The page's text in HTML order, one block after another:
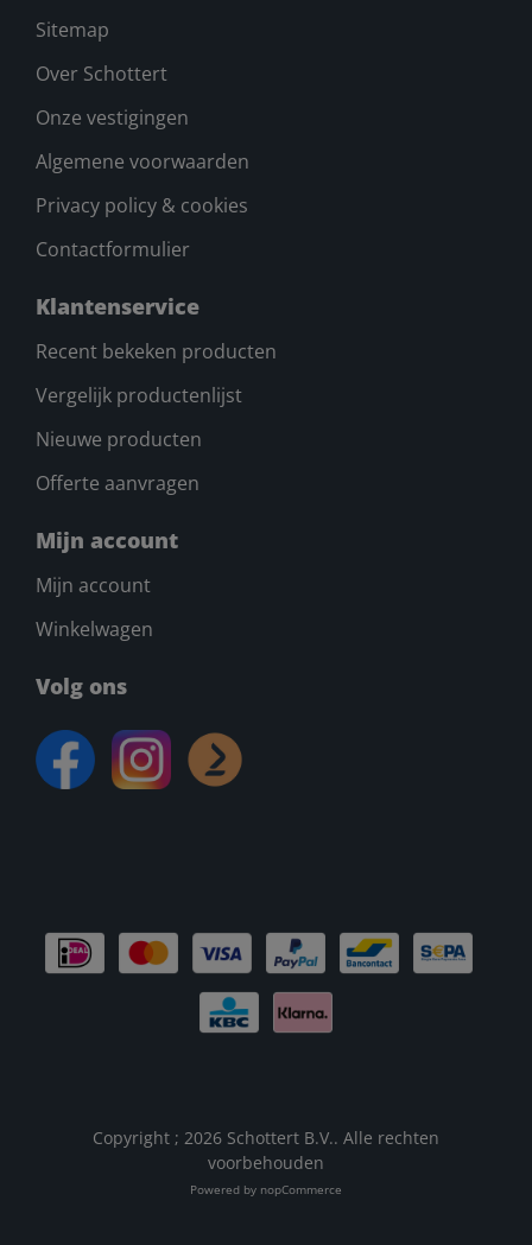
Sitemap
Over Schottert
Onze vestigingen
Algemene voorwaarden
Privacy policy & cookies
Contactformulier
Klantenservice
Recent bekeken producten
Vergelijk productenlijst
Nieuwe producten
Offerte aanvragen
Mijn account
Mijn account
Winkelwagen
Volg ons
Copyright ; 2026 Schottert B.V.. Alle rechten
voorbehouden
Powered by nopCommerce